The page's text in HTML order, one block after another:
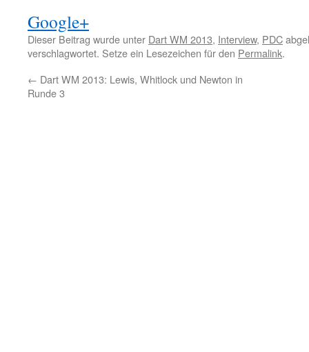
Google+
Dieser Beitrag wurde unter Dart WM 2013, Interview, PDC
verschlagwortet. Setze ein Lesezeichen für den Permalink.
← Dart WM 2013: Lewis, Whitlock und Newton in
Runde 3